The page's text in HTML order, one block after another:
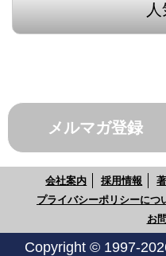
メルマガ登録
会社案内 採用情報
プライバシーポリシーにつ
お
Copyright © 1997-